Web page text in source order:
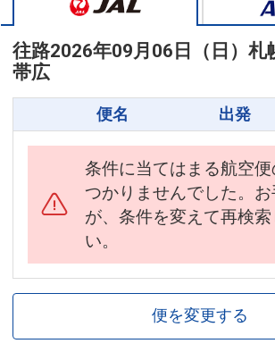
往路2026年09月06日（日） 札
帯広
便名 出発
条件に当てはまる航空
つかりませんでした。
が、条件を変えて再検索
い。
便を変更する